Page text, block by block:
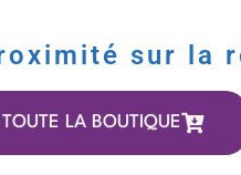
sur la
LA BOUTIQUE